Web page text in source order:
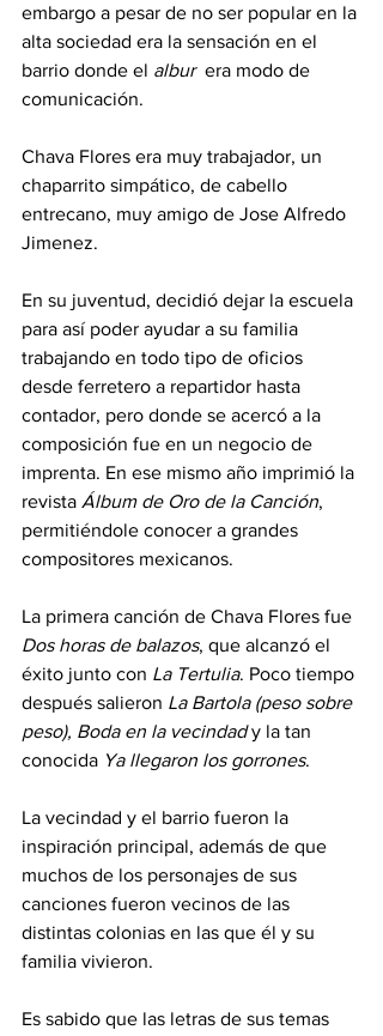
embargo a pesar de no ser popular en la
alta sociedad era la sensación en el
barrio donde el albur
  era modo de
comunicación.
Chava Flores era muy trabajador, un
chaparrito simpático, de cabello
entrecano, muy amigo de Jose Alfredo
Jimenez.
En su juventud, decidió dejar la escuela
para así poder ayudar a su familia
trabajando en todo tipo de oficios
desde ferretero a repartidor hasta
contador, pero donde se acercó a la
composición fue en un negocio de
imprenta. En ese mismo año imprimió la
revista Álbum de Oro de la Canción,
permitiéndole conocer a grandes
compositores mexicanos.
La primera canción de Chava Flores fue
Dos horas de balazos, que alcanzó el
éxito junto con La Tertulia. Poco tiempo
después salieron La Bartola (peso sobre
peso), Boda en la vecindad y la tan
conocida Ya llegaron los gorrones.
La vecindad y el barrio fueron la
inspiración principal, además de que
muchos de los personajes de sus
canciones fueron vecinos de las
distintas colonias en las que él y su
familia vivieron.
Es sabido que las letras de sus temas